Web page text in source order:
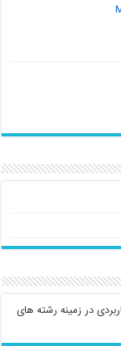
در زمینه رشته های